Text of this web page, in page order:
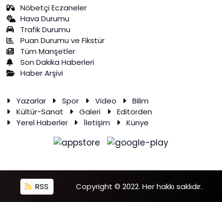
Nöbetçi Eczaneler
Hava Durumu
Trafik Durumu
Puan Durumu ve Fikstür
Tüm Manşetler
Son Dakika Haberleri
Haber Arşivi
Yazarlar Spor Video
Bilim
Kültür-Sanat
Galeri
Editörden
Yerel Haberler
İletişim Künye
RSS Copyright © 2022. Her hakkı saklıdır.